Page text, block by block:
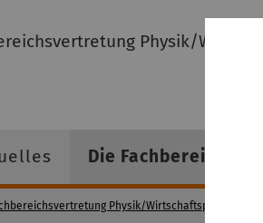
Physik/
Die
Physik/Wirtschaftsphysik